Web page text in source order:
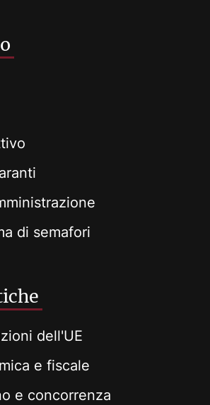
di semafori
dell'UE
e fiscale
e concorrenza